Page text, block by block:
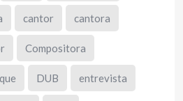
cantor cantora
Compositora
DUB entrevista